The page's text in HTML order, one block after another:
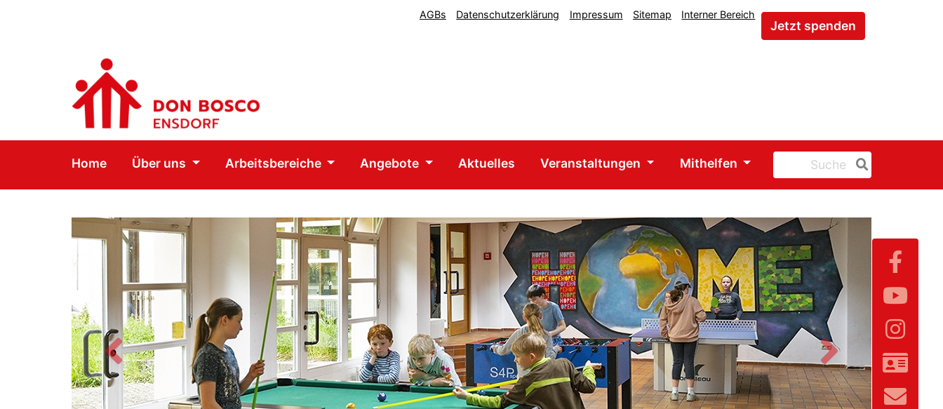
AGBs Datenschutzerklärung Impressum Sitemap Interner Bereich
Jetzt spenden
Home Über uns Arbeitsbereiche Angebote Aktuelles Veranstaltungen Mithelfen
Zurück Vor